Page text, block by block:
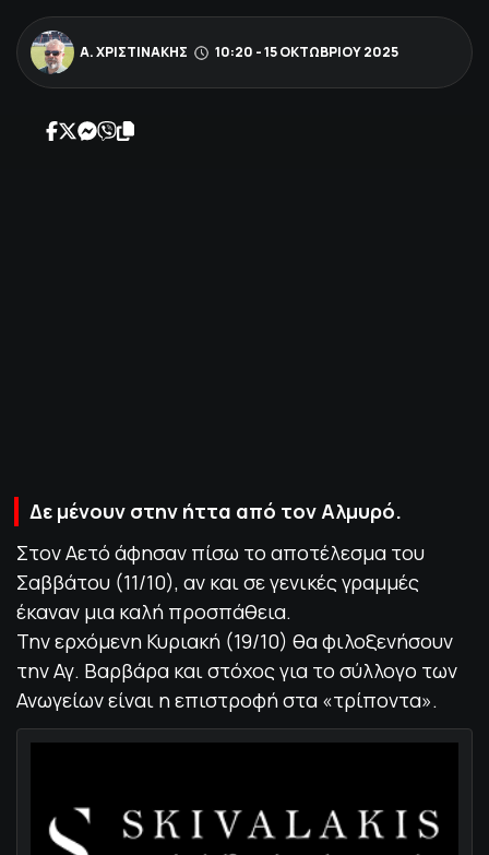
ΕΠΙΚΑΙΡΟΤΗΤΑ
Α. ΧΡΙΣΤΙΝΆΚΗΣ 10:20 - 15 ΟΚΤΩΒΡΊΟΥ 2025
Δε μένουν στην ήττα από τον Αλμυρό.
Στον Αετό άφησαν πίσω το αποτέλεσμα του
Σαββάτου (11/10), αν και σε γενικές γραμμές
έκαναν μια καλή προσπάθεια.
Την ερχόμενη Κυριακή (19/10) θα φιλοξενήσουν
την Αγ. Βαρβάρα και στόχος για το σύλλογο των
Ανωγείων είναι η επιστροφή στα «τρίποντα».